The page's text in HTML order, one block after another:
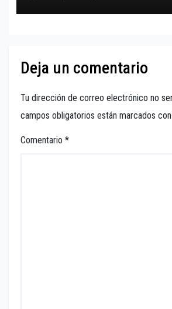
Deja un comentario
Tu dirección de correo electrónico no
campos obligatorios están marcados con
Comentario *